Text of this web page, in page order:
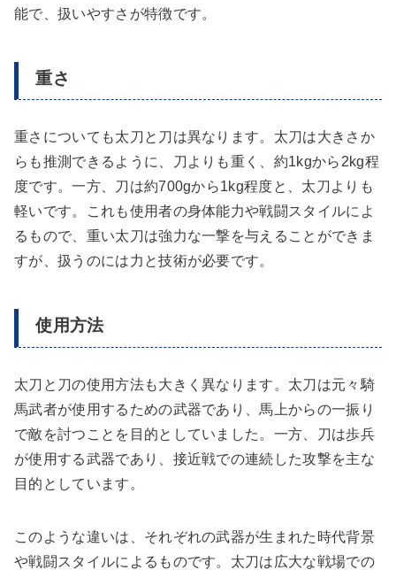
能で、扱いやすさが特徴です。
重さ
重さについても太刀と刀は異なります。太刀は大きさか
らも推測できるように、刀よりも重く、約1kgから2kg程
度です。一方、刀は約700gから1kg程度と、太刀よりも
軽いです。これも使用者の身体能力や戦闘スタイルによ
るもので、重い太刀は強力な一撃を与えることができま
すが、扱うのには力と技術が必要です。
使用方法
太刀と刀の使用方法も大きく異なります。太刀は元々騎
馬武者が使用するための武器であり、馬上からの一振り
で敵を討つことを目的としていました。一方、刀は歩兵
が使用する武器であり、接近戦での連続した攻撃を主な
目的としています。
このような違いは、それぞれの武器が生まれた時代背景
や戦闘スタイルによるものです。太刀は広大な戦場での